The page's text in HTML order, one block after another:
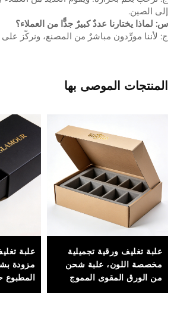
إلى الصين.
س: لماذا يختارنا عددٌ كبيرٌ جدًّا من العملاء؟
ج: لأننا مورِّدون مباشرٌ من المصنع، ونركّز على
المنتجات الموصى بها
علبة تغليف ورقية تجميلية
مخصصة اللون، علبة شحن
من الورق المقوى المموج
للمنتجات الخاصة بالعناية
علبة
مزودة
علبة